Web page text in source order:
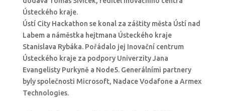
Ústeckého kraje.
Ústí City Hackathon se konal za záštity města Ústí nad
Labem a náměstka hejtmana Ústeckého kraje
Stanislava Rybáka. Pořádalo jej Inovační centrum
Ústeckého kraje za podpory Univerzity Jana
Evangelisty Purkyně a Node5. Generálními partnery
byly společnosti Microsoft, Nadace Vodafone a Armex
Technologies.